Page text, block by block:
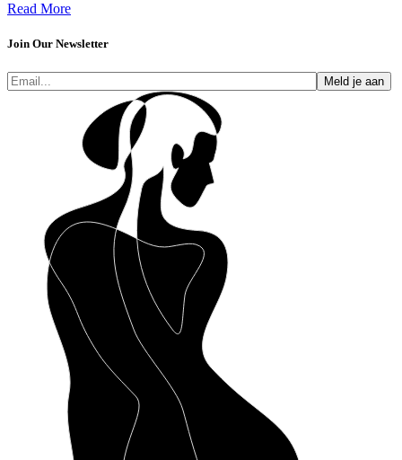
Read More
Join Our Newsletter
Meld je aan